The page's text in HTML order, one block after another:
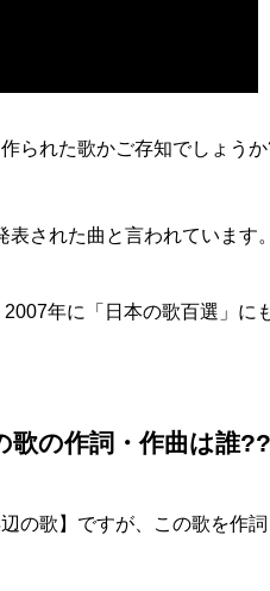
られた歌かご存知でしょう
表された曲と言われています。
年に「日本の歌百選」に
歌の作詞・作曲は誰??
の歌】ですが、この歌を作